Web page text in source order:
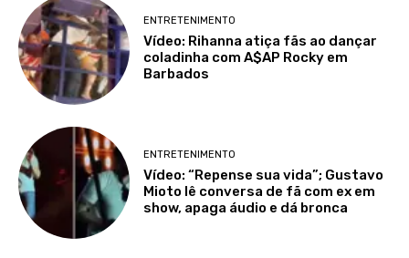
ENTRETENIMENTO
Vídeo: Rihanna atiça fãs ao dançar
coladinha com A$AP Rocky em
Barbados
ENTRETENIMENTO
Vídeo: “Repense sua vida”; Gustavo
Mioto lê conversa de fã com ex em
show, apaga áudio e dá bronca